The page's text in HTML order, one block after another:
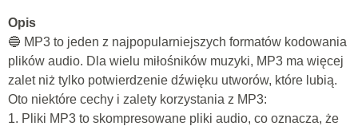
Opis
🔵 MP3 to jeden z najpopularniejszych formatów kodowania
plików audio. Dla wielu miłośników muzyki, MP3 ma więcej
zalet niż tylko potwierdzenie dźwięku utworów, które lubią.
Oto niektóre cechy i zalety korzystania z MP3:
1. Pliki MP3 to skompresowane pliki audio, co oznacza, że ​​